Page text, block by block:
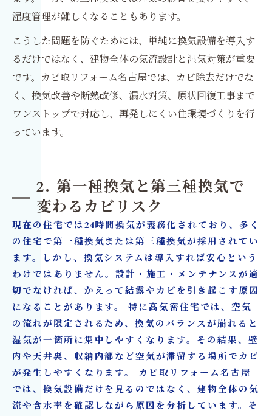
湿度管理が難しくなることもあります。
こうした問題を防ぐためには、単純に換気設備を導入す
るだけではなく、建物全体の気流設計と湿気対策が重要
です。カビ取リフォーム名古屋では、カビ除去だけでな
く、換気改善や断熱改修、漏水対策、原状回復工事まで
ワンストップで対応し、再発しにくい住環境づくりを行
っています。
2. 第一種換気と第三種換気で
変わるカビリスク
現在の住宅では24時間換気が義務化されており、多く
の住宅で第一種換気または第三種換気が採用されてい
ます。しかし、換気システムは導入すれば安心という
わけではありません。設計・施工・メンテナンスが適
切でなければ、かえって結露やカビを引き起こす原因
になることがあります。 特に高気密住宅では、空気
の流れが限定されるため、換気のバランスが崩れると
湿気が一箇所に集中しやすくなります。その結果、壁
内や天井裏、収納内部など空気が滞留する場所でカビ
が発生しやすくなります。 カビ取リフォーム名古屋
では、換気設備だけを見るのではなく、建物全体の気
流や含水率を確認しながら原因を分析しています。そ